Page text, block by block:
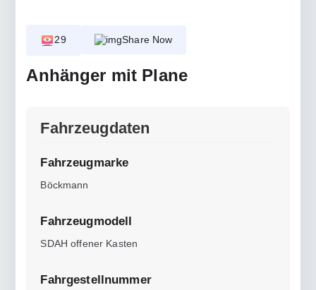
29 Share Now
Anhänger mit Plane
Fahrzeugdaten
Fahrzeugmarke
Böckmann
Fahrzeugmodell
SDAH offener Kasten
Fahrgestellnummer